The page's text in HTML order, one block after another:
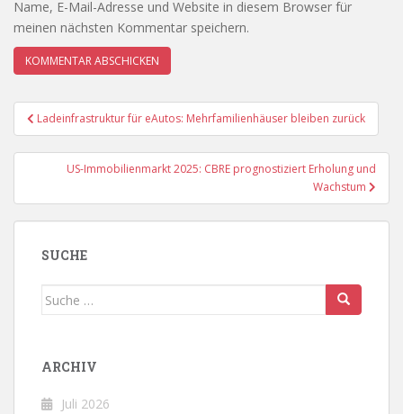
Name, E-Mail-Adresse und Website in diesem Browser für
meinen nächsten Kommentar speichern.
Beitragsnavigation
Ladeinfrastruktur für eAutos: Mehrfamilienhäuser bleiben zurück
US-Immobilienmarkt 2025: CBRE prognostiziert Erholung und
Wachstum
SUCHE
Suche
ARCHIV
Juli 2026